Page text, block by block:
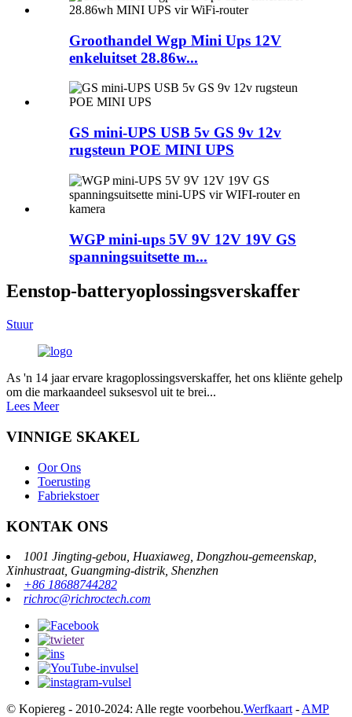
Groothandel Wgp Mini Ups 12V
enkeluitset 28.86w...
GS mini-UPS USB 5v GS 9v 12v
rugsteun POE MINI UPS
WGP mini-ups 5V 9V 12V 19V GS
spanningsuitsette m...
Eenstop-batteryoplossingsverskaffer
Stuur
As 'n 14 jaar ervare kragoplossingsverskaffer, het ons kliënte gehelp
om die markaandeel suksesvol uit te brei...
Lees Meer
VINNIGE SKAKEL
Oor Ons
Toerusting
Fabriekstoer
KONTAK ONS
1001 Jingting-gebou, Huaxiaweg, Dongzhou-gemeenskap,
Xinhustraat, Guangming-distrik, Shenzhen
+86 18688744282
richroc@richroctech.com
© Kopiereg - 2010-2024: Alle regte voorbehou.Werfkaart - AMP